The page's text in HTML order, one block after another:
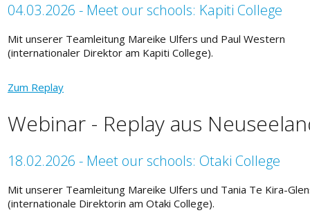
04.03.2026 - Meet our schools: Kapiti College
Mit unserer Teamleitung Mareike Ulfers und Paul Western
(internationaler Direktor am Kapiti College).
Zum Replay
Webinar - Replay aus
18.02.2026 - Meet our schools: Otaki College
Mit unserer Teamleitung Mareike Ulfers und Tania Te Kira-
(internationale Direktorin am Otaki College).